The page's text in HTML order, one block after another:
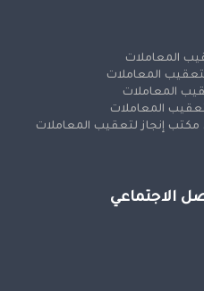
المعاملات
المعاملات
المعاملات
المعاملات
إنجاز لتعقيب المعاملات
الاجتماعي